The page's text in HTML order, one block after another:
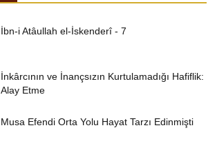
İbn-i Atâullah el-İskenderî - 7
İnkârcının ve İnançsızın Kurtulamadığı Hafiflik:
Alay Etme
Musa Efendi Orta Yolu Hayat Tarzı Edinmişti